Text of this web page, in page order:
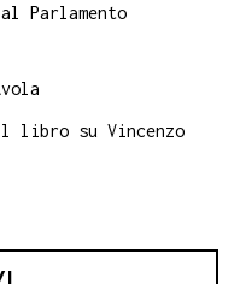
Parlamento
libro su Vincenzo